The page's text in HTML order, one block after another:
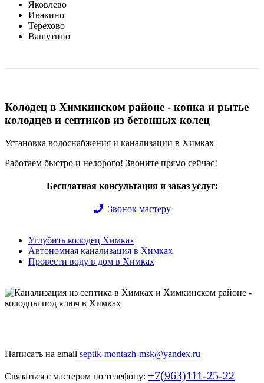
Яковлево
Ивакино
Терехово
Вашутино
Колодец в Химкинском районе - копка и рытье
колодцев и септиков из бетонных колец
Установка водоснабжения и канализации в Химках
Работаем быстро и недорого! Звоните прямо сейчас!
Бесплатная консультация и заказ услуг:
Звонок мастеру
Углубить колодец Химках
Автономная канализация в Химках
Провести воду в дом в Химках
Написать на email septik-montazh-msk@yandex.ru
Связаться с мастером по телефону: +7(963)111-25-22